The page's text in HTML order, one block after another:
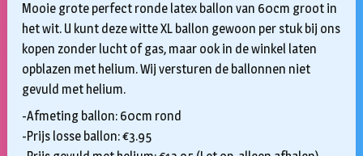
Mooie grote perfect ronde latex ballon van 60cm groot in
het wit. U kunt deze witte XL ballon gewoon per stuk bij ons
kopen zonder lucht of gas, maar ook in de winkel laten
opblazen met helium. Wij versturen de ballonnen niet
gevuld met helium.
-Afmeting ballon: 60cm rond
-Prijs losse ballon: €3.95